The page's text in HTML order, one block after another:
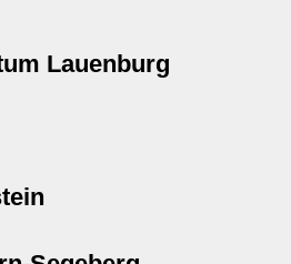
Lauenburg